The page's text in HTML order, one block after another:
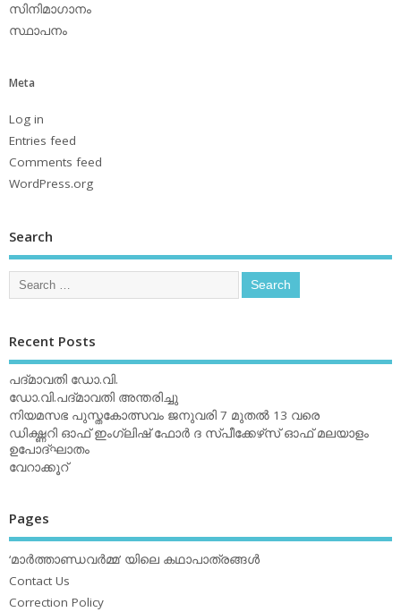
സിനിമാഗാനം
സ്ഥാപനം
Meta
Log in
Entries feed
Comments feed
WordPress.org
Search
Recent Posts
പദ്മാവതി ഡോ.വി.
ഡോ.വി.പദ്മാവതി അന്തരിച്ചു
നിയമസഭ പുസ്തകോത്സവം ജനുവരി 7 മുതല്‍ 13 വരെ
ഡിക്ഷ്ണറി ഓഫ് ഇംഗ്ലിഷ് ഫോര്‍ ദ സ്പീക്കേഴ്‌സ് ഓഫ് മലയാളം
ഉപോദ്ഘാതം
വേറാക്കൂറ്
Pages
‘മാര്‍ത്താണ്ഡവര്‍മ്മ’ യിലെ കഥാപാത്രങ്ങള്‍
Contact Us
Correction Policy